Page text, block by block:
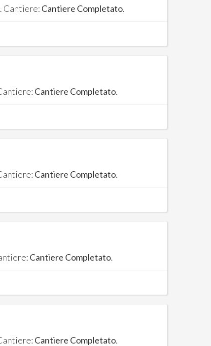
. Cantiere: Cantiere Completato.
Cantiere Completato.
Cantiere Completato.
Cantiere Completato.
Cantiere Completato.